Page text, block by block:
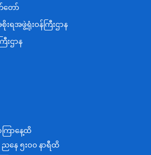
တော်
းရအဖွဲ့ရုံးဝန်ကြီးဌာန
းဌာန
းဌာန
းနှင့်စက်မှုဝန်ကြီးဌာန
ပူးပေါင်းဆောင်ရွက်ရေးဝန်ကြီးဌာန
ကြီးဌာန
ကြာနေ့ထိ
ညနေ ၅းဝ၀ နာရီထိ